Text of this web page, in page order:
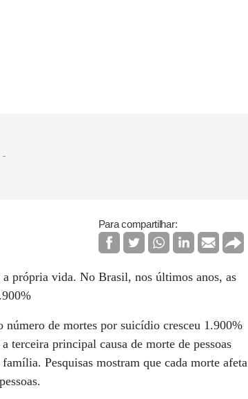
Para compartilhar:
própria vida. No Brasil, nos últimos anos, as
de mortes por suicídio cresceu 1.900%
terceira principal causa de morte de pessoas
Pesquisas mostram que cada morte afeta